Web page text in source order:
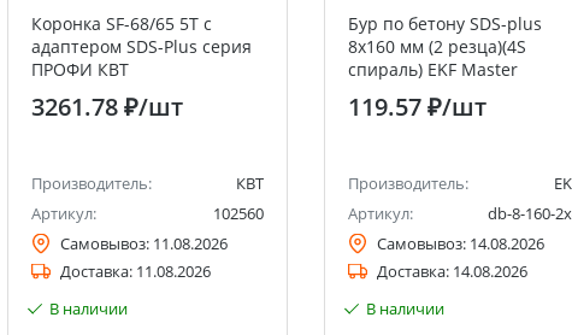
Коронка SF-68/65 5T с
адаптером SDS-Plus серия
ПРОФИ КВТ
3261.78 ₽/шт
Производитель:
КВТ
Артикул:
102560
Самовывоз: 11.08.2026
Доставка: 11.08.2026
В наличии
Бур по бетону SDS-plus
8х160 мм (2 резца)(4S
спираль) EKF Master
119.57 ₽/шт
Производитель:
Артикул:
db-8-160-
Самовывоз: 14.08.2026
Доставка: 14.08.2026
В наличии